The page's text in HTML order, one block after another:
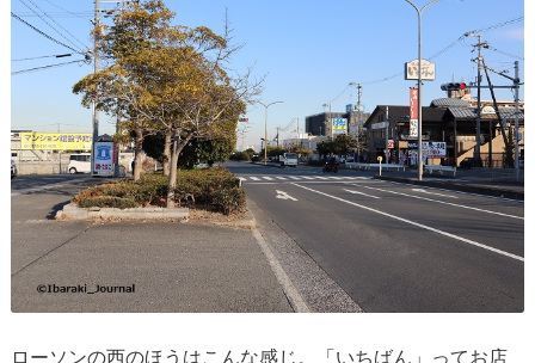
ローソンの西のほうはこんな感じ。「いちばん」ってお店